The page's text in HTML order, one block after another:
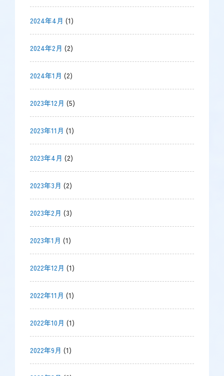
2024年4月 (1)
2024年2月 (2)
2024年1月 (2)
2023年12月 (5)
2023年11月 (1)
2023年4月 (2)
2023年3月 (2)
2023年2月 (3)
2023年1月 (1)
2022年12月 (1)
2022年11月 (1)
2022年10月 (1)
2022年9月 (1)